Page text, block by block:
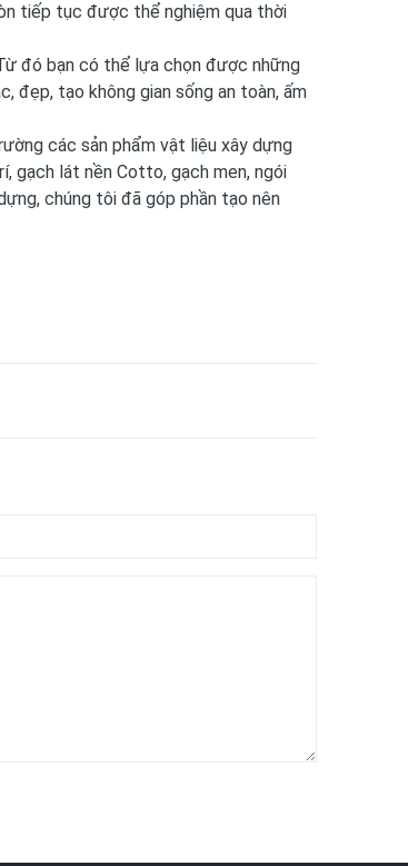
tiếp tục được thể nghiệm qua thời
đó bạn có thể lựa chọn được những
đẹp, tạo không gian sống an toàn, ấm
các sản phẩm vật liệu xây dựng
gạch lát nền Cotto, gạch men, ngói
chúng tôi đã góp phần tạo nên